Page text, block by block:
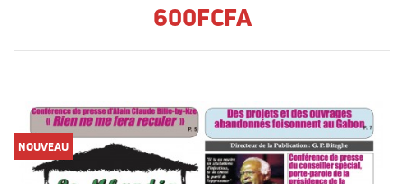
600FCFA
NOUVEAU